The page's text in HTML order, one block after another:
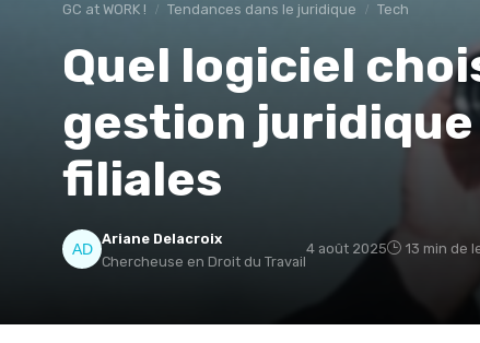
GC at WORK ! Tendances dans le juridique Tech
Quel logiciel
gestion
filiales
Ariane Delacroix
Chercheuse en Droit du Travail
4 août 2025 13 min de